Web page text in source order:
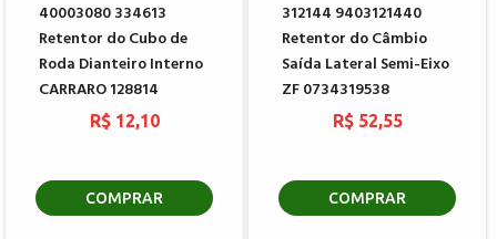
40003080 334613
Retentor do Cubo de
Roda Dianteiro Interno
CARRARO 128814
R$ 12,10
COMPRAR
312144 9403121440
Retentor do Câmbio
Saída Lateral Semi-Eixo
ZF 0734319538
R$ 52,55
COMPRAR